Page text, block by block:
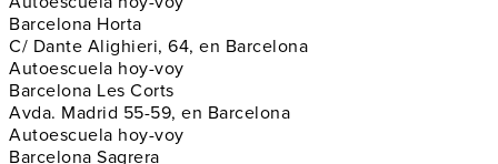
Barcelona Horta
C/ Dante Alighieri, 64, en Barcelona
Autoescuela hoy-voy
Barcelona Les Corts
Avda. Madrid 55-59, en Barcelona
Autoescuela hoy-voy
Barcelona Sagrera